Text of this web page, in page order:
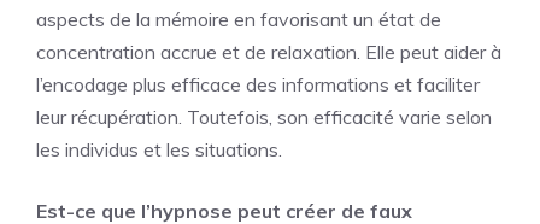
aspects de la mémoire en favorisant un état de
concentration accrue et de relaxation. Elle peut aider à
l’encodage plus efficace des informations et faciliter
leur récupération. Toutefois, son efficacité varie selon
les individus et les situations.
Est-ce que l’hypnose peut créer de faux